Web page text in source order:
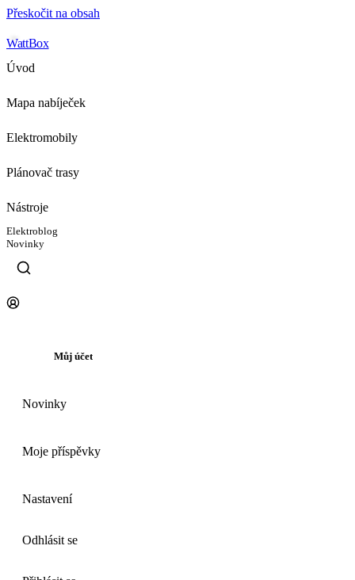
Přeskočit na obsah
WattBox
Úvod
Mapa nabíječek
Elektromobily
Plánovač trasy
Nástroje
Elektroblog
Novinky
Můj účet
Novinky
Moje příspěvky
Nastavení
Odhlásit se